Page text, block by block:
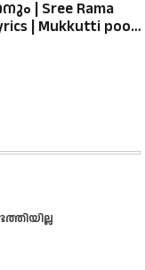
| Sree Rama
| Mukkutti poo
Malayalam |